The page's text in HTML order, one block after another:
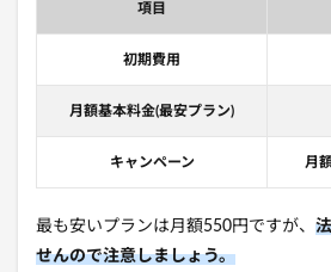
項目
初期費用
月額基本料金(最安プラン)
キャンペーン 月
最も安いプランは月額550円ですが、
せんので注意しましょう。